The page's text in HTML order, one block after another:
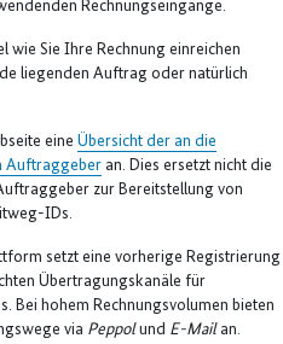
Rechnungseingänge.
wie Sie Ihre Rechnung einreichen
liegenden Auftrag oder natürlich
eine Übersicht der an die
Auftraggeber an. Dies ersetzt nicht die
zur Bereitstellung von
IDs.
setzt eine vorherige Registrierung
Übertragungskanäle für
Bei hohem Rechnungsvolumen bieten
via Peppolund E-Mailan.